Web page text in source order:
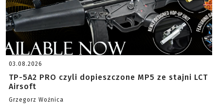
03.08.2026
TP-5A2 PRO czyli dopieszczone MP5 ze stajni LCT
Airsoft
Grzegorz Woźnica